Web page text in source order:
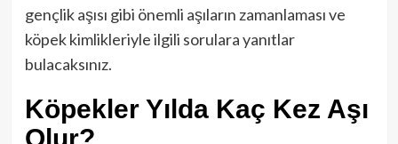
gençlik aşısı gibi önemli aşıların zamanlaması ve
köpek kimlikleriyle ilgili sorulara yanıtlar
bulacaksınız.
Köpekler Yılda Kaç Kez Aşı
Olur?